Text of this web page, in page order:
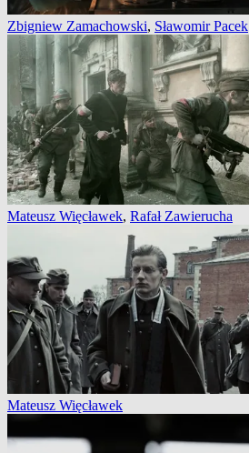
Zbigniew Zamachowski, Sławomir Pacek
Mateusz Więcławek, Rafał Zawierucha
Mateusz Więcławek